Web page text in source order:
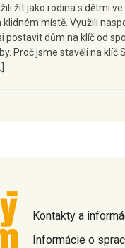
žít jako rodina s dětmi
místě. Využili
postavit dům na klíč od
Proč jsme stavěli na klíč
Kontakty a
Informácie o